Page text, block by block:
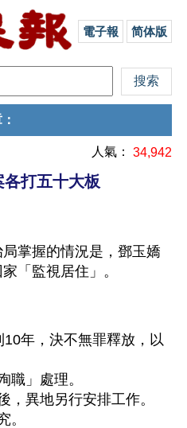
電子報 简体版
：
人氣： 34,942
打五十大板
局掌握的情況是，鄧玉嬌
「監視居住」。
年，決不無罪釋放，以
職」處理。
，異地另行安排工作。
。